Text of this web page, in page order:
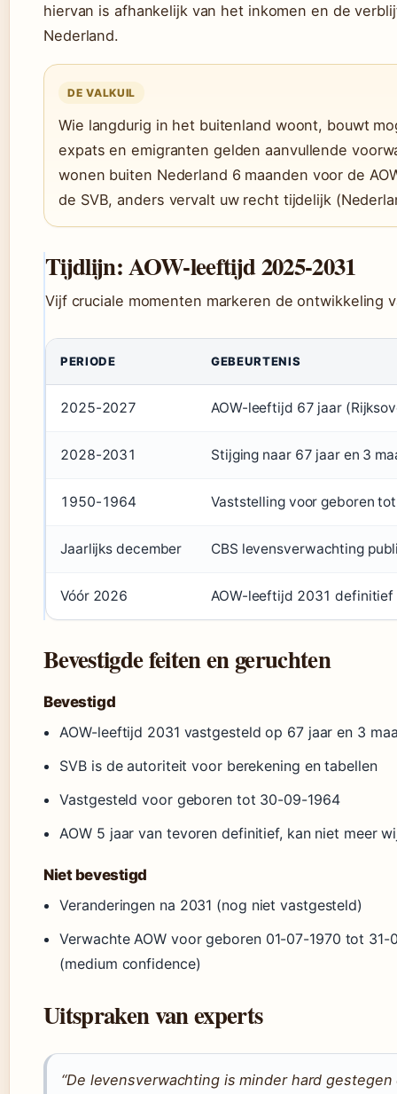
hiervan is afhankelijk van het inkomen en de
Nederland.
DE VALKUIL
Wie langdurig in het buitenland woont, bouwt
expats en emigranten gelden aanvullende
wonen buiten Nederland 6 maanden voor de
de SVB, anders vervalt uw recht tijdelijk
Tijdlijn: AOW-leeftijd 2025-2031
Vijf cruciale momenten markeren de ontwikkeling
PERIODE GEBEURTENIS
2025-2027 AOW-leeftijd 67 jaar
2028-2031 Stijging naar 67 jaar en 3
1950-1964 Vaststelling voor geboren
Jaarlijks december CBS levensverwachting
Vóór 2026 AOW-leeftijd 2031
Bevestigde feiten en geruchten
Bevestigd
AOW-leeftijd 2031 vastgesteld op 67 jaar en 3
SVB is de autoriteit voor berekening en tabellen
Vastgesteld voor geboren tot 30-09-1964
AOW 5 jaar van tevoren definitief, kan niet meer
Niet bevestigd
Veranderingen na 2031 (nog niet vastgesteld)
Verwachte AOW voor geboren 01-07-1970 tot 31-
(medium confidence)
Uitspraken van experts
“De levensverwachting is minder hard